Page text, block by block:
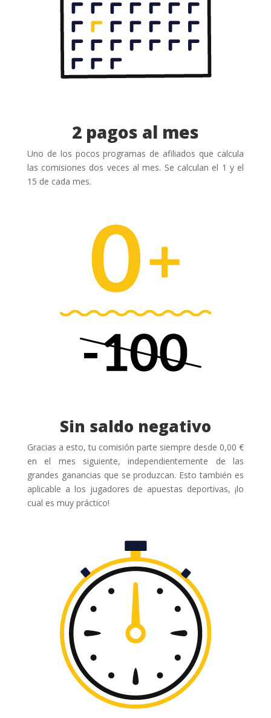
2 pagos al mes
Uno de los pocos programas de afiliados que calcula
las comisiones dos veces al mes. Se calculan el 1 y el
15 de cada mes.
Sin saldo negativo
Gracias a esto, tu comisión parte siempre desde 0,00 €
en el mes siguiente, independientemente de las
grandes ganancias que se produzcan. Esto también es
aplicable a los jugadores de apuestas deportivas, ¡lo
cual es muy práctico!